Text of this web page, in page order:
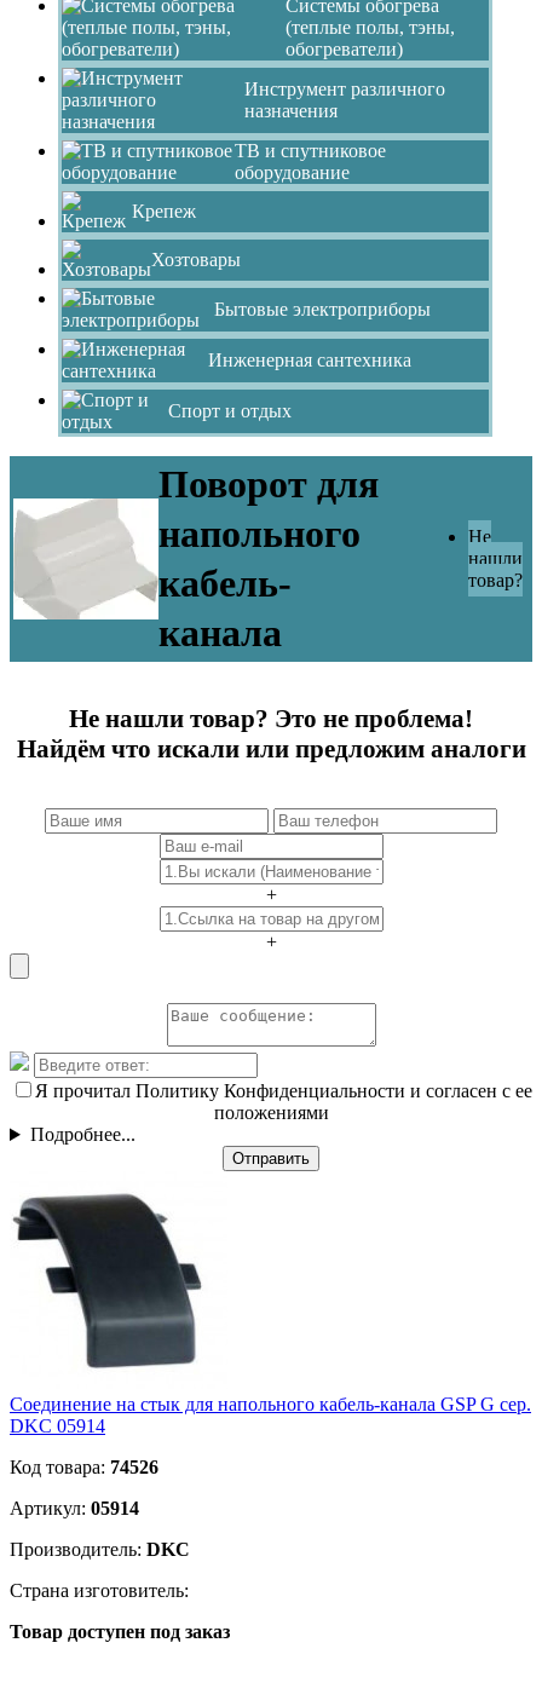
Системы обогрева
(теплые полы, тэны,
обогреватели)
Инструмент различного
назначения
ТВ и спутниковое
оборудование
Крепеж
Хозтовары
Бытовые электроприборы
Инженерная сантехника
Спорт и отдых
Поворот для
напольного
кабель-
канала
Не
нашли
товар?
Не нашли товар? Это не проблема!
Найдём что искали или предложим аналоги
+
+
Я прочитал Политику Конфиденциальности и согласен с ее
положениями
Подробнее...
Отправить
Соединение на стык для напольного кабель-канала GSP G сер.
DKC 05914
Код товара: 74526
Артикул: 05914
Производитель: DKC
Страна изготовитель:
Товар доступен под заказ